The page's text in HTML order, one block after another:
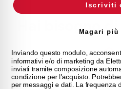
Hai bisogno
Care
Iscriviti
Magari più
Inviando questo modulo,
informativi e/o di marketing da
inviati tramite composizione
condizione per l'acquisto.
per messaggi e dati. La frequenza